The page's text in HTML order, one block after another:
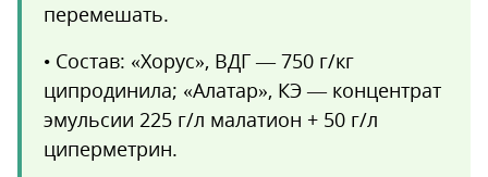
перемешать.
• Состав: «Хорус», ВДГ — 750 г/кг
ципродинила; «Алатар», КЭ — концентрат
эмульсии 225 г/л малатион + 50 г/л
циперметрин.